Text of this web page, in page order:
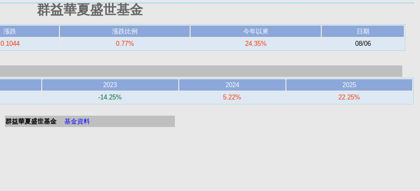
群益華夏盛世基金
漲跌 漲跌比例 今年以來
日期
0.1044 0.77% 24.35% 08/06
2023 2024
2025
-14.25% 5.22% 22.25%
群益華夏盛世基金 基金資料